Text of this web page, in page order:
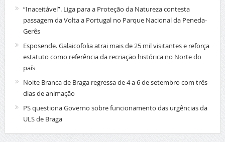
“Inaceitável”. Liga para a Proteção da Natureza contesta
passagem da Volta a Portugal no Parque Nacional da Peneda-
Gerês
Esposende. Galaicofolia atrai mais de 25 mil visitantes e reforça
estatuto como referência da recriação histórica no Norte do
país
Noite Branca de Braga regressa de 4 a 6 de setembro com três
dias de animação
PS questiona Governo sobre funcionamento das urgências da
ULS de Braga